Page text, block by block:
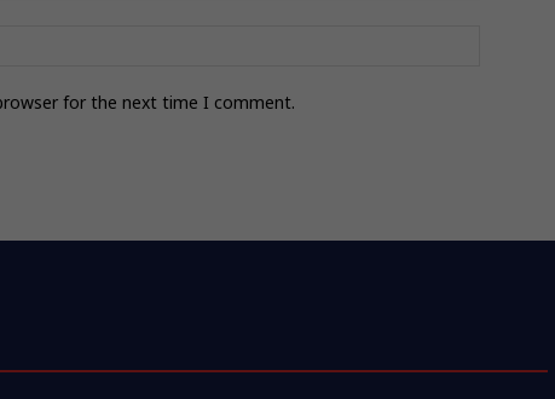
for the next time I comment.